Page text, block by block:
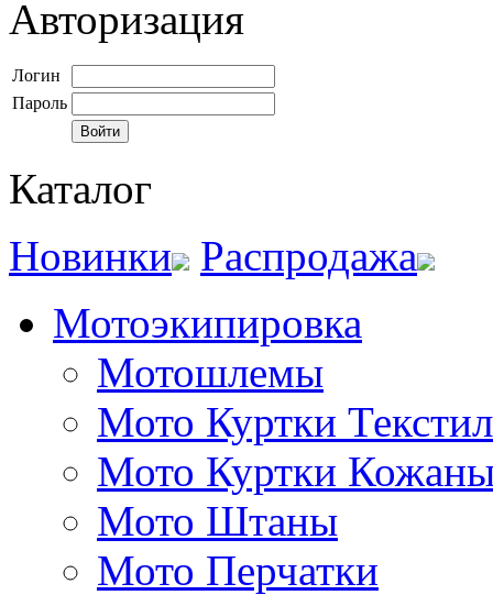
Авторизация
Логин
Пароль
Каталог
Новинки
Распродажа
Мотоэкипировка
Мотошлемы
Мото Куртки
Мото Куртки
Мото Штаны
Мото Перчатки